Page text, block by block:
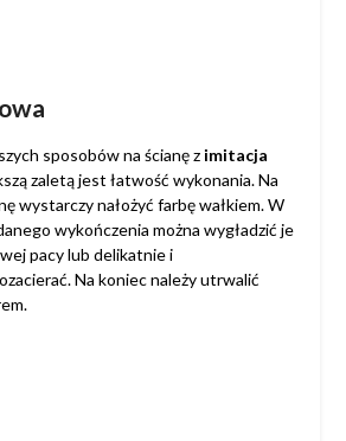
sposobów na ścianę zimitacja
zaletą jest łatwość wykonania. Na
wystarczy nałożyć farbę wałkiem. W
wykończenia można wygładzić je
pacy lub delikatnie i
Na koniec należy utrwalić